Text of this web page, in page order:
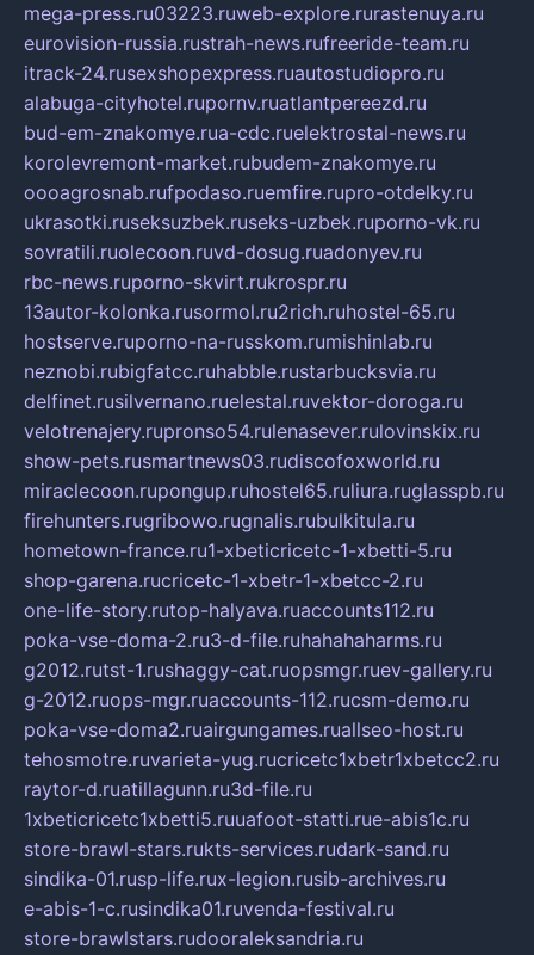
mega-press.ru03223.ruweb-explore.rurastenuya.ru
eurovision-russia.rustrah-news.rufreeride-team.ru
itrack-24.rusexshopexpress.ruautostudiopro.ru
alabuga-cityhotel.rupornv.ruatlantpereezd.ru
bud-em-znakomye.rua-cdc.ruelektrostal-news.ru
korolevremont-market.rubudem-znakomye.ru
oooagrosnab.rufpodaso.ruemfire.rupro-otdelky.ru
ukrasotki.ruseksuzbek.ruseks-uzbek.ruporno-vk.ru
sovratili.ruolecoon.ruvd-dosug.ruadonyev.ru
rbc-news.ruporno-skvirt.rukrospr.ru
13autor-kolonka.rusormol.ru2rich.ruhostel-65.ru
hostserve.ruporno-na-russkom.rumishinlab.ru
neznobi.rubigfatcc.ruhabble.rustarbucksvia.ru
delfinet.rusilvernano.ruelestal.ruvektor-doroga.ru
velotrenajery.rupronso54.rulenasever.rulovinskix.ru
show-pets.rusmartnews03.rudiscofoxworld.ru
miraclecoon.rupongup.ruhostel65.ruliura.ruglasspb.ru
firehunters.rugribowo.rugnalis.rubulkitula.ru
hometown-france.ru1-xbeticricetc-1-xbetti-5.ru
shop-garena.rucricetc-1-xbetr-1-xbetcc-2.ru
one-life-story.rutop-halyava.ruaccounts112.ru
poka-vse-doma-2.ru3-d-file.ruhahahaharms.ru
g2012.rutst-1.rushaggy-cat.ruopsmgr.ruev-gallery.ru
g-2012.ruops-mgr.ruaccounts-112.rucsm-demo.ru
poka-vse-doma2.ruairgungames.ruallseo-host.ru
tehosmotre.ruvarieta-yug.rucricetc1xbetr1xbetcc2.ru
raytor-d.ruatillagunn.ru3d-file.ru
1xbeticricetc1xbetti5.ruuafoot-statti.rue-abis1c.ru
store-brawl-stars.rukts-services.rudark-sand.ru
sindika-01.rusp-life.rux-legion.rusib-archives.ru
e-abis-1-c.rusindika01.ruvenda-festival.ru
store-brawlstars.rudooraleksandria.ru